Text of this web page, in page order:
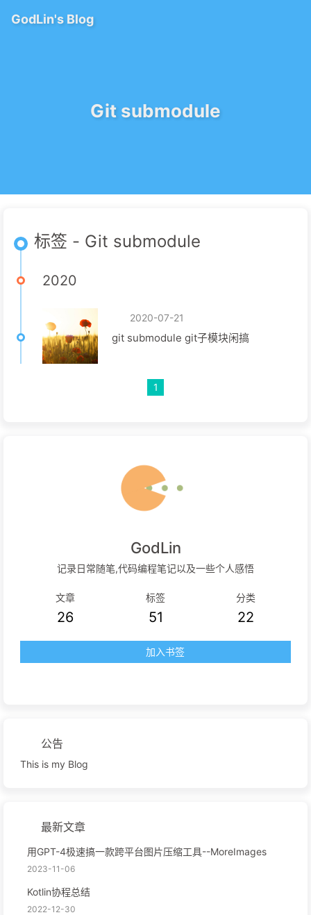
GodLin's Blog
Git submodule
标签 - Git submodule
2020
2020-07-21
git submodule git子模块闲搞
1
GodLin
记录日常随笔,代码编程笔记以及一些个人感悟
文章
26
标签
51
分类
22
加入书签
公告
This is my Blog
最新文章
用GPT-4极速搞一款跨平台图片压缩工具--MoreImages
2023-11-06
Kotlin协程总结
2022-12-30